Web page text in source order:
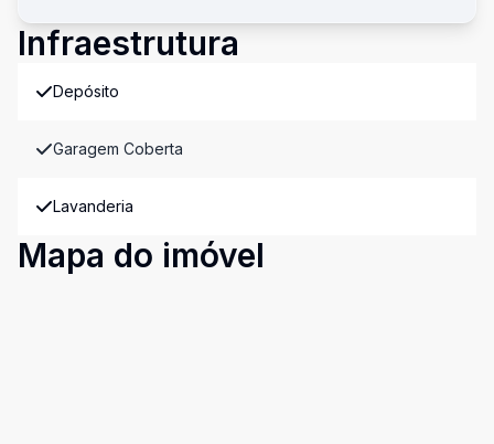
Infraestrutura
Depósito
Garagem Coberta
Lavanderia
Mapa do imóvel